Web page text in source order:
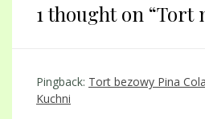
1 thought on “Tort
Pingback: Tort bezowy Pina
Kuchni